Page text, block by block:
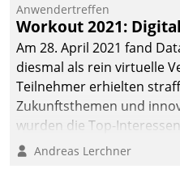
Cloud-Strategien und -
Lösungen mit hohem
Zukunftspotenzial.
Anwendertreffen
Workout 2021:
Am 28. April 2021 fand
diesmal als rein virtuelle
Teilnehmer erhielten
Zukunftsthemen und
wurden die Top-
Andreas Lerchner